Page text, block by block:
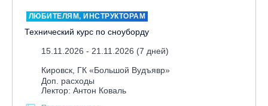
ЛЮБИТЕЛЯМ, ИНСТРУКТОРАМ
Технический курс по сноуборду
15.11.2026 - 21.11.2026 (7 дней)
Кировск, ГК «Большой Вудъявр»
Доп. расходы
Лектор: Антон Коваль